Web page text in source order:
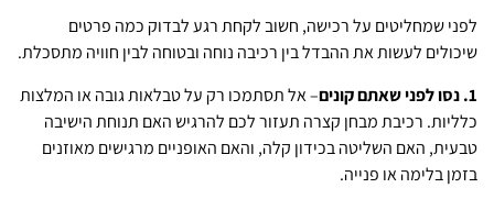
לפני שמחליטים על רכישה, חשוב לקחת רגע לבדוק כמה פרטים
שיכולים לעשות את ההבדל בין רכיבה נוחה ובטוחה לבין חוויה מתסכלת.
1. נסו לפני שאתם קונים
– אל תסתמכו רק על טבלאות גובה או המלצות
כלליות. רכיבת מבחן קצרה תעזור לכם להרגיש האם תנוחת הישיבה
טבעית, האם השליטה בכידון קלה, והאם האופניים מרגישים מאוזנים
בזמן בלימה או פנייה.